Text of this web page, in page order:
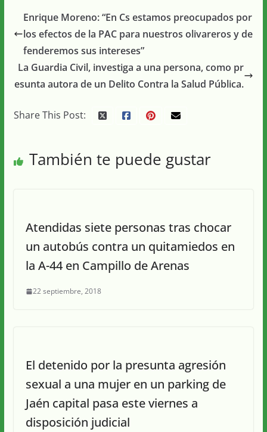
Enrique Moreno: “En Cs estamos preocupados por
los efectos de la PAC para nuestros olivareros y de
fenderemos sus intereses”
La Guardia Civil, investiga a una persona, como pr
esunta autora de un Delito Contra la Salud Pública.
Share This Post:
También te puede gustar
Atendidas siete personas tras chocar
un autobús contra un quitamiedos en
la A-44 en Campillo de Arenas
22 septiembre, 2018
El detenido por la presunta agresión
sexual a una mujer en un parking de
Jaén capital pasa este viernes a
disposición judicial